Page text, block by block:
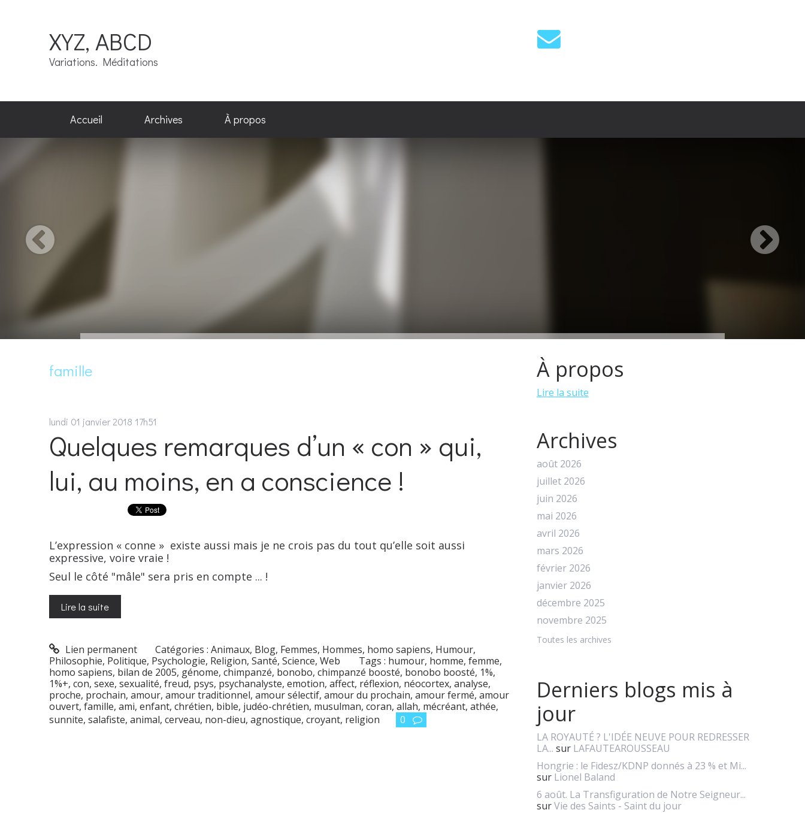
XYZ, ABCD
Variations. Méditations
Accueil Archives À propos
famille
lundi 01 janvier 2018 17h51
Quelques remarques d’un « con » qui,
lui, au moins, en a conscience !
L’expression « conne » existe aussi mais je ne crois pas du tout qu’elle soit aussi
expressive, voire vraie !
Seul le côté "mâle" sera pris en compte ... !
Lire la suite
Lien permanent Catégories :Animaux, Blog, Femmes, Hommes, homo sapiens, Humour,
Philosophie, Politique, Psychologie, Religion, Santé, Science, Web Tags : humour, homme, femme,
homo sapiens, bilan de 2005, génome, chimpanzé, bonobo, chimpanzé boosté, bonobo boosté, 1%,
1%+, con, sexe, sexualité, freud, psys, psychanalyste, emotion, affect, réflexion, néocortex, analyse,
proche, prochain, amour, amour traditionnel, amour sélectif, amour du prochain, amour fermé, amour
ouvert, famille, ami, enfant, chrétien, bible, judéo-chrétien, musulman, coran, allah, mécréant, athée,
sunnite, salafiste, animal, cerveau, non-dieu, agnostique, croyant, religion 0
À propos
Lire la suite
Archives
août 2026
juillet 2026
juin 2026
mai 2026
avril 2026
mars 2026
février 2026
janvier 2026
décembre 2025
novembre 2025
Toutes les archives
Derniers blogs mis à
jour
LA ROYAUTÉ ? L'IDÉE NEUVE POUR REDRESSER
LA... sur LAFAUTEAROUSSEAU
Hongrie : le Fidesz/KDNP donnés à 23 % et Mi...
sur Lionel Baland
6 août. La Transfiguration de Notre Seigneur...
surVie des Saints - Saint du jour